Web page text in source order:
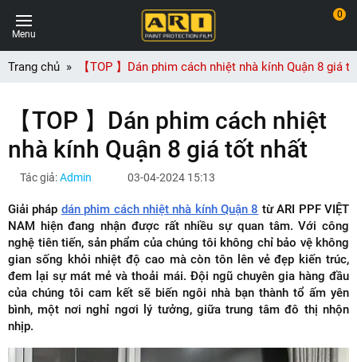
Menu
0
Trang chủ 【TOP 】Dán phim cách nhiệt nhà kính Quận 8 giá
【TOP 】Dán phim cách nhiệt
nhà kính Quận 8 giá tốt nhất
Tác giả:Admin 03-04-2024 15:13
Giải pháp dán phim cách nhiệt nhà kính Quận 8 từ ARI PPF VIỆT
NAM hiện đang nhận được rất nhiều sự quan tâm. Với công
nghệ tiên tiến, sản phẩm của chúng tôi không chỉ bảo vệ không
gian sống khỏi nhiệt độ cao mà còn tôn lên vẻ đẹp kiến trúc,
đem lại sự mát mẻ và thoải mái. Đội ngũ chuyên gia hàng đầu
của chúng tôi cam kết sẽ biến ngôi nhà bạn thành tổ ấm yên
bình, một nơi nghỉ ngơi lý tưởng, giữa trung tâm đô thị nhộn
nhịp.